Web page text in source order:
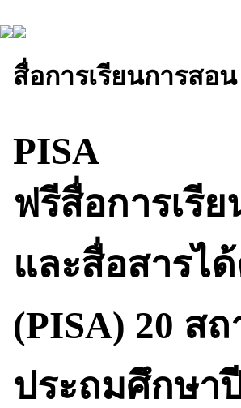
สื่อการเรียนการสอน
PISA
ฟรีสื่อการเรี
และสื่อสารไ
(PISA) 20 ส
ประถมศึกษา